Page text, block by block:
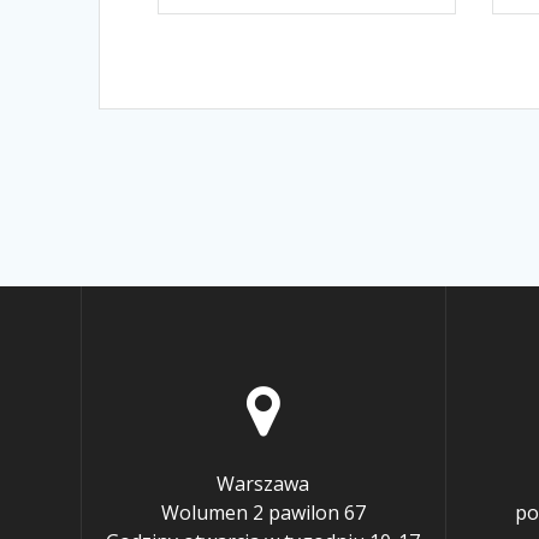
Warszawa
Wolumen 2 pawilon 67